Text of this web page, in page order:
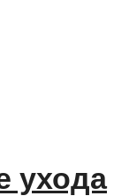
ухода